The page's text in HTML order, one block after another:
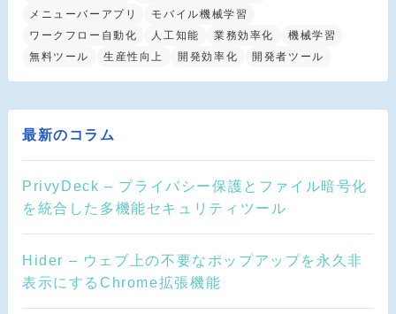
メニューバーアプリ
モバイル機械学習
ワークフロー自動化
人工知能 業務効率化
機械学習
無料ツール
生産性向上 開発効率化 開発者ツール
最新のコラム
PrivyDeck – プライバシー保護とファイル暗号化
を統合した多機能セキュリティツール
Hider – ウェブ上の不要なポップアップを永久非
表示にするChrome拡張機能